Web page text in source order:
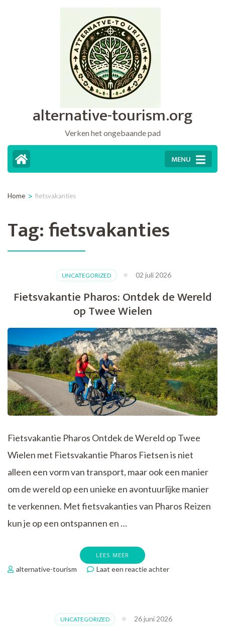
alternative-tourism.org
Verken het ongebaande pad
MENU
Home > fietsvakanties
Tag:fietsvakanties
UNCATEGORIZED 02 juli 2026
Fietsvakantie Pharos: Ontdek de Wereld
op Twee Wielen
Fietsvakantie Pharos Ontdek de Wereld op Twee
Wielen met Fietsvakantie Pharos Fietsen is niet
alleen een vorm van transport, maar ook een manier
om de wereld op een unieke en avontuurlijke manier
te verkennen. Met fietsvakanties van Pharos Reizen
kun je op een ontspannen en …
LEES MEER
alternative-tourism Laat een reactie achterop
Wereld
UNCATEGORIZED 26 juni 2026